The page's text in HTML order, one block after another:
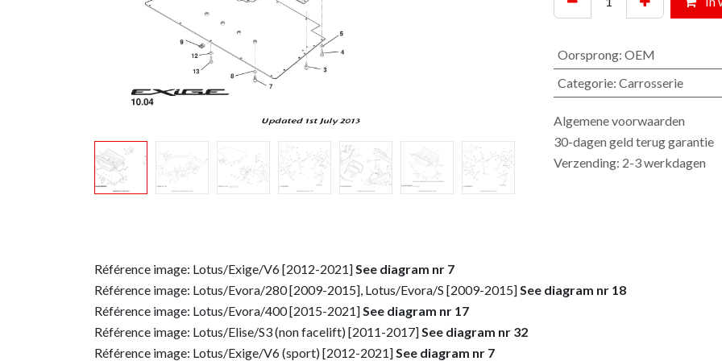
Oorsprong: OEM
Categorie: Carrosserie
Algemene voorwaarden
30-dagen geld terug garantie
Verzending: 2-3 werkdagen
Référence image: Lotus/Exige/V6 [2012-2021] See diagram nr 7
Référence image: Lotus/Evora/280 [2009-2015], Lotus/Evora/S [2009-2015] See diagram nr 18
Référence image: Lotus/Evora/400 [2015-2021] See diagram nr 17
Référence image: Lotus/Elise/S3 (non facelift) [2011-2017] See diagram nr 32
Référence image: Lotus/Exige/V6 (sport) [2012-2021] See diagram nr 7